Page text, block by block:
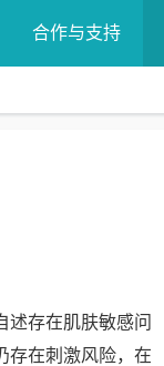
合作与支持
述存在肌肤敏感问
存在刺激风险，在